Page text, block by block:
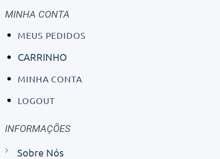
MINHA CONTA
MEUS PEDIDOS
CARRINHO
MINHA CONTA
LOGOUT
INFORMAÇÕES
Sobre Nós